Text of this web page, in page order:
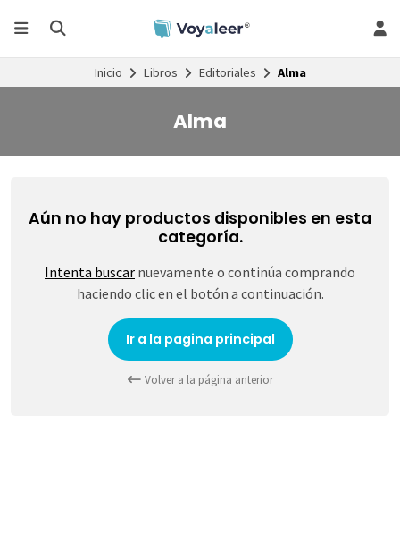
Inicio Libros Editoriales Alma
Alma
Aún no hay productos disponibles en esta
categoría.
Intenta buscar nuevamente o continúa comprando
haciendo clic en el botón a continuación.
Ir a la pagina principal
Volver a la página anterior